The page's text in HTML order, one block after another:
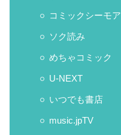
コミックシーモア
ソク読み
めちゃコミック
U-NEXT
いつでも書店
music.jpTV